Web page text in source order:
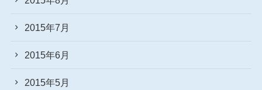
2015年7月
2015年6月
2015年5月